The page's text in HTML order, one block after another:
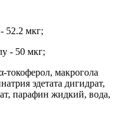
52.2 мкг;
- 50 мкг;
токоферол, макрогола
эдетата дигидрат,
парафин жидкий, вода,